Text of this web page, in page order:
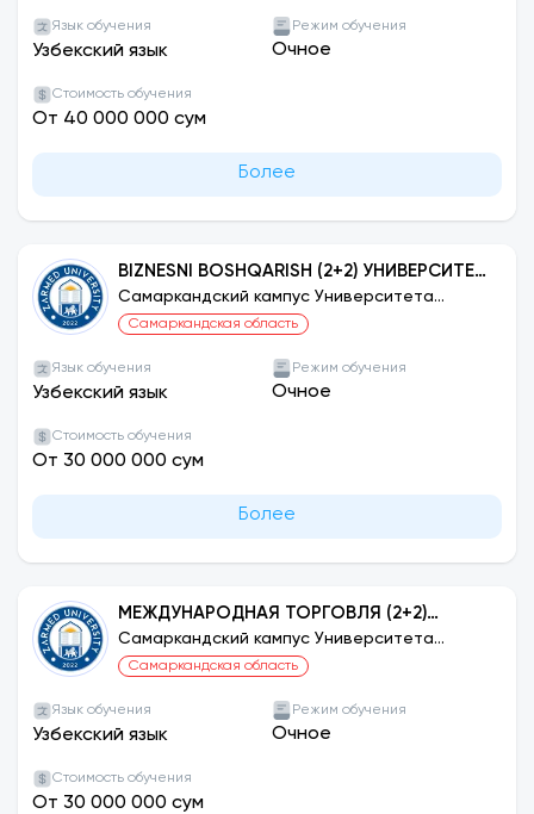
Язык обучения
Узбекский язык
Режим обучения
Очное
Стоимость обучения
От 40 000 000 сум
Более
BIZNESNI BOSHQARISH (2+2) УНИВЕРСИТЕТ
ДЖУНБУ, ЮЖНАЯ КОРЕЯ
Самаркандский кампус Университета
ЗАРМЕД
Самаркандская область
Язык обучения
Узбекский язык
Режим обучения
Очное
Стоимость обучения
От 30 000 000 сум
Более
МЕЖДУНАРОДНАЯ ТОРГОВЛЯ (2+2)
УНИВЕРСИТЕТ ДЖОУНБУ, ЮЖНАЯ КОРЕЯ
Самаркандский кампус Университета
ЗАРМЕД
Самаркандская область
Язык обучения
Узбекский язык
Режим обучения
Очное
Стоимость обучения
От 30 000 000 сум